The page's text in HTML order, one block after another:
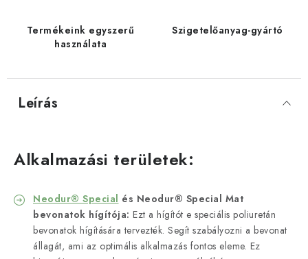
Termékeink egyszerű
használata
Szigetelőanyag-gyártó
Leírás
Alkalmazási területek:
Neodur® Special és Neodur® Special Mat
bevonatok hígítója: Ezt a hígítót e speciális poliuretán
bevonatok hígítására tervezték. Segít szabályozni a bevonat
állagát, ami az optimális alkalmazás fontos eleme. Ez